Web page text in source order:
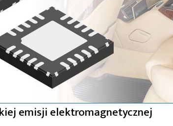
emisji elektromagnetycznej